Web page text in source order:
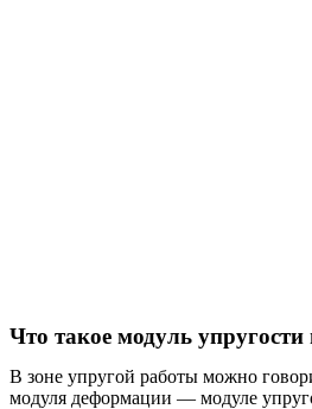
Что такое модуль упругости
В зоне упругой работы можно
модуля деформации — модуле